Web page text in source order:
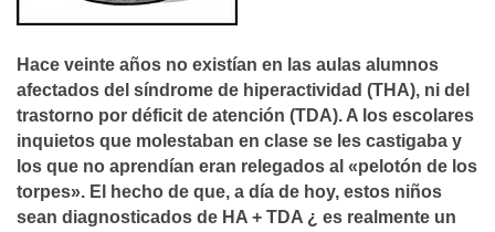
Hace veinte años no existí­an en las aulas alumnos
afectados del sí­ndrome de hiperactividad (THA), ni del
trastorno por déficit de atención (TDA). A los escolares
inquietos que molestaban en clase se les castigaba y
los que no aprendí­an eran relegados al «pelotón de los
torpes». El hecho de que, a dí­a de hoy, estos niños
sean diagnosticados de HA + TDA ¿ es realmente un